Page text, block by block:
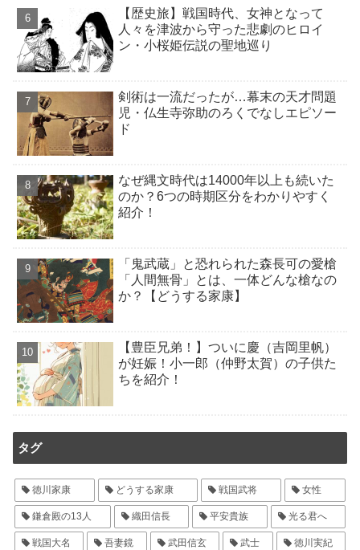
【歴史旅】戦国時代、女神となって
人々を津波から守った悲劇のヒロイ
ン・小桜姫伝説の聖地巡り
剣術は一流だったが…幕末の天才問題
児・仏生寺弥助のろくでなしエピソー
ド
なぜ縄文時代は14000年以上も続いた
のか？6つの時期区分をわかりやすく
紹介！
「鬼武蔵」と恐れられた森長可の愛槍
「人間無骨」とは、一体どんな槍なの
か？【どうする家康】
【豊臣兄弟！】ついに慶（吉岡里帆）
が妊娠！小一郎（仲野太賀）の子供た
ちを紹介！
タグ
徳川家康 どうする家康 戦国武将 女性
鎌倉殿の13人 織田信長 平安貴族 光る君へ
戦国大名 吾妻鏡 武田信玄 武士 徳川実紀